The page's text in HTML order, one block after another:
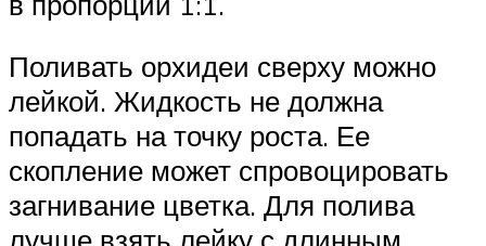
Поливать орхидеи сверху можно
лейкой. Жидкость не должна
попадать на точку роста. Ее
скопление может спровоцировать
загнивание цветка. Для полива